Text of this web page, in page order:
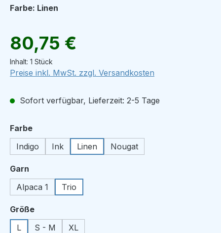
Farbe: Linen
Regulärer Preis:
80,75 €
Inhalt: 1 Stück
Preise inkl. MwSt. zzgl. Versandkosten
Sofort verfügbar, Lieferzeit: 2-5 Tage
Farbeauswählen
Indigo
Ink Linen Nougat
Garn
Alpaca 1
Trio
Größeauswählen
L
S - M XL